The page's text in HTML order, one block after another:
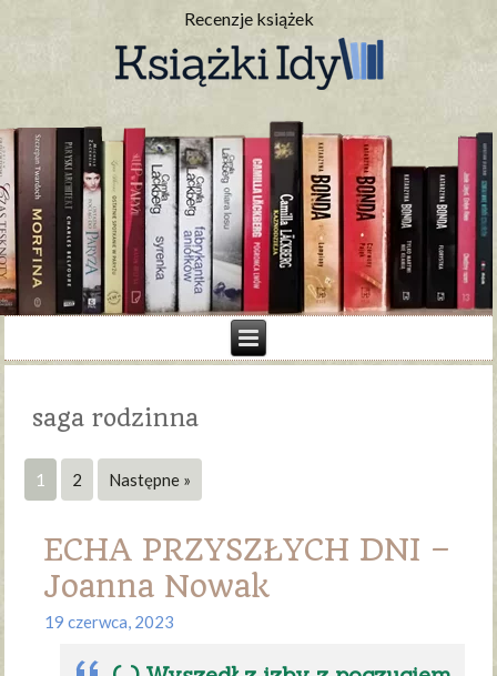
Recenzje książek
saga rodzinna
1 2 Następne »
ECHA PRZYSZŁYCH DNI –
Joanna Nowak
19 czerwca, 2023